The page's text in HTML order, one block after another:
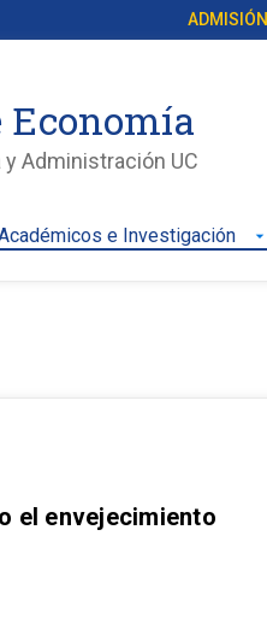
ADMISIÓN
Administración UC
e Investigación arrow_drop_down
el envejecimiento